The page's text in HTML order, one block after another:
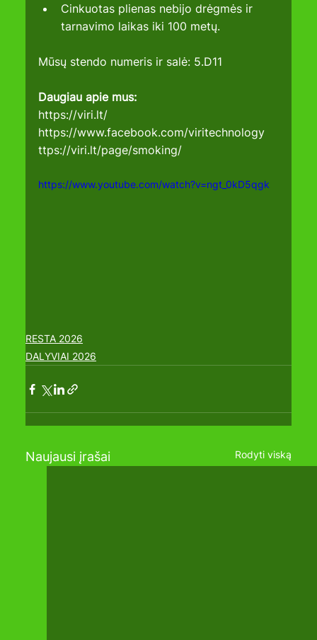
Cinkuotas plienas nebijo drėgmės ir
tarnavimo laikas iki 100 metų.
Mūsų stendo numeris ir salė: 5.D11
Daugiau apie mus:
https://viri.lt/
https://www.facebook.com/viritechnology
ttps://viri.lt/page/smoking/
https://www.youtube.com/watch?v=ngt_0kD5qgk
RESTA 2026
DALYVIAI 2026
Naujausi įrašai Rodyti viską